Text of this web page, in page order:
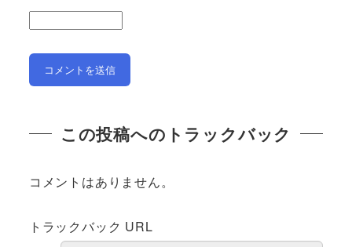
この投稿へのトラックバック
コメントはありません。
トラックバック URL